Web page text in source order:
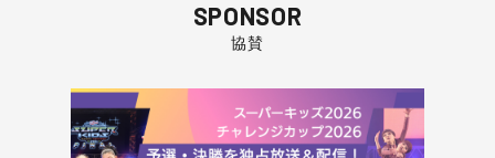
SPONSOR
協賛